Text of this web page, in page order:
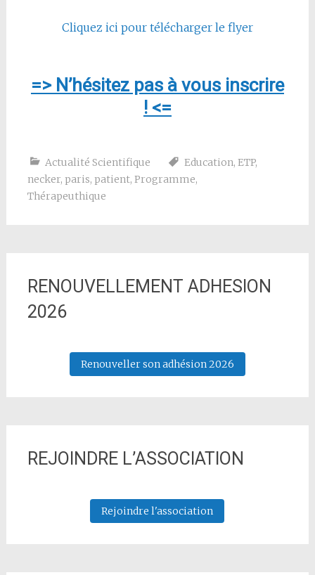
Cliquez ici pour télécharger le flyer
=> N’hésitez pas à vous inscrire
! <=
Actualité Scientifique Education, ETP,
necker, paris, patient, Programme,
Thérapeuthique
RENOUVELLEMENT ADHESION
2026
Renouveller son adhésion 2026
REJOINDRE L’ASSOCIATION
Rejoindre l'association